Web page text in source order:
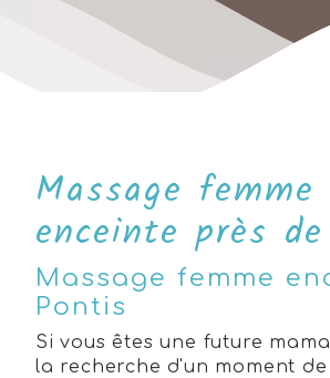
Massage femme
enceinte près
Massage femme
Pontis
Si vous êtes une future
la recherche d'un moment